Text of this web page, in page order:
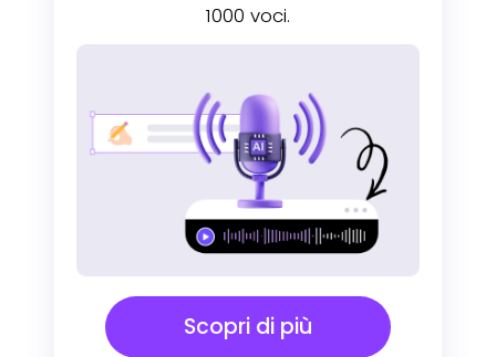
1000 voci.
Scopri di più